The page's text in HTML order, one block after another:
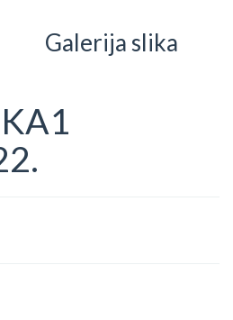
Galerija slika